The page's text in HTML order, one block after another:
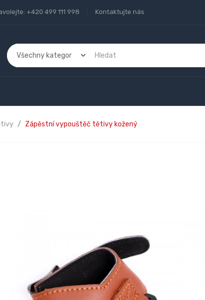
+420 499 111 998 Kontaktujte nás
Zápěstní vypouštěč tětivy kožený